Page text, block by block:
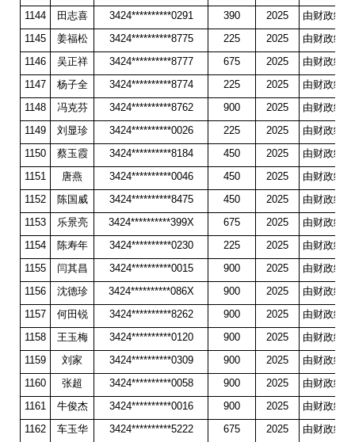
1144
田志喜 3424**********0291 390 2025
由财政统
1145
姜福松 3424**********8775 225 2025
由财政统
1146
吴正祥 3424**********8777 675 2025
由财政统
1147
杨子全 3424**********8774 225 2025
由财政统
1148
冯克芬 3424**********8762 900 2025
由财政统
1149
刘显珍 3424**********0026 225 2025
由财政统
1150
蔡玉霞 3424**********8184 450 2025
由财政统
1151
唐燕 3424**********0046 450 2025
由财政统
1152
陈国威 3424**********8475 450 2025
由财政统
1153
乐景亮 3424**********399X 675 2025
由财政统
1154
陈寿年 3424**********0230 225 2025
由财政统
1155
闫其昌 3424**********0015 900 2025
由财政统
1156
沈德珍 3424**********086X 900 2025
由财政统
1157
何田锐 3424**********8262 900 2025
由财政统
1158
王玉梅 3424**********0120 900 2025
由财政统
1159
刘家 3424**********0309 900 2025
由财政统
1160
张超 3424**********0058 900 2025
由财政统
1161
牛俊杰 3424**********0016 900 2025
由财政统
1162
车玉华 3424**********5222 675 2025 由财政统